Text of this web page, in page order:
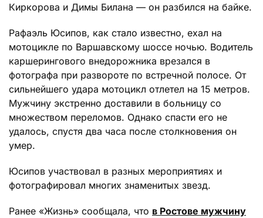
Киркорова и Димы Билана — он разбился на байке.
Рафаэль Юсипов, как стало известно, ехал на
мотоцикле по Варшавскому шоссе ночью. Водитель
каршерингового внедорожника врезался в
фотографа при развороте по встречной полосе. От
сильнейшего удара мотоцикл отлетел на 15 метров.
Мужчину экстренно доставили в больницу со
множеством переломов. Однако спасти его не
удалось, спустя два часа после столкновения он
умер.
Юсипов участвовал в разных мероприятиях и
фотографировал многих знаменитых звезд.
Ранее «Жизнь» сообщала, что в Ростове мужчину